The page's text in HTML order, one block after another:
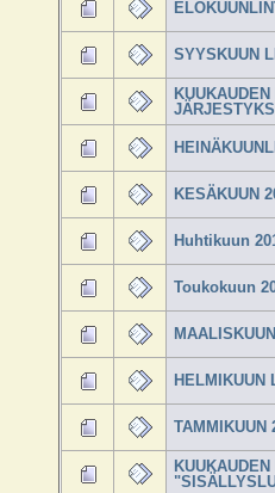
SYYSKUUN
KESÄKUUN
Huhtikuun
Toukokuun
HELMIKUUN
TAMMIKUUN
KUUKAUDEN